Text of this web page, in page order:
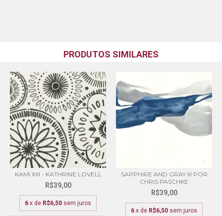
PRODUTOS SIMILARES
KAMI XIII - KATHRINE LOVELL
R$39,00
6 x de R$6,50 sem juros
SAPPHIRE AND GRAY III POR
CHRIS PASCHKE
R$39,00
6 x de R$6,50 sem juros